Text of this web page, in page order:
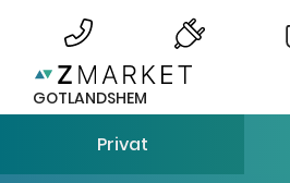
GOTLANDSHEM
Privat